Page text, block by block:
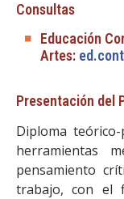
Consultas
Educación
Artes:
Presentación del
Diploma
herramientas
pensamiento
trabajo, con el